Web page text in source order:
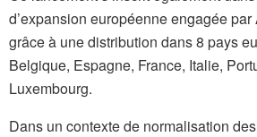
d’expansion européenne engagée
grâce à une distribution dans 8 pays
Belgique, Espagne, France, Italie,
Luxembourg.
Dans un contexte de normalisation